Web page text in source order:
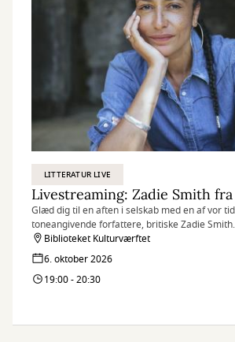
LITTERATUR LIVE
Glæd dig til en aften i selskab med en af vor
toneangivende forfattere, britiske Zadie Smith.
Biblioteket Kulturværftet
6. oktober 2026
19:00 - 20:30